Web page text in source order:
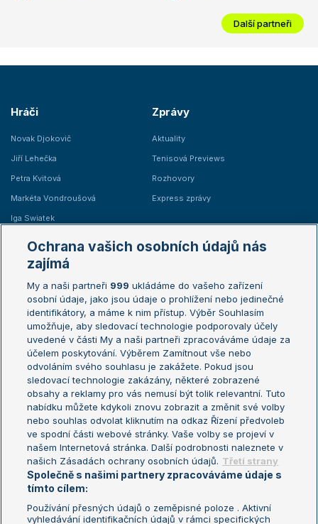
Další partneři
Hráči
Novak Djokovič
Jiří Lehečka
Petra Kvitová
Markéta Vondroušová
Iga Swiatek
Zprávy
Aktuality
Tenisová Previews
Rozhovory
Express zprávy
Žebříčky
Žebříček ATP (muži)
Žebříček WTA (ženy)
Sázkařský žebříček
Australian Open
French Open
Wimbledon
US Open
Turnaj mistrů
Turnaj mistryň
Aktualní trendy
Fotbalové přestupy
Livesport Daily
LS Prague Open
Ochrana vašich osobních údajů nás
zajímá
My a naši partneři 999 ukládáme do vašeho zařízení
osobní údaje, jako jsou údaje o prohlížení nebo jedinečné
identifikátory, a máme k nim přístup. Výběr Souhlasím
umožňuje, aby sledovací technologie podporovaly účely
uvedené v části My a naši partneři zpracováváme údaje za
účelem poskytování. Výběrem Zamítnout vše nebo
odvoláním svého souhlasu je zakážete. Pokud jsou
sledovací technologie zakázány, některé zobrazené
obsahy a reklamy pro vás nemusí být tolik relevantní. Tuto
nabídku můžete kdykoli znovu zobrazit a změnit své volby
nebo souhlas odvolat kliknutím na odkaz Řízení předvoleb
ve spodní části webové stránky. Vaše volby se projeví v
našem Internetová stránka. Další podrobnosti naleznete v
našich Zásadách ochrany osobních údajů. Třetí strany
Společně s našimi partnery zpracováváme údaje s
tímto cílem:
Používání přesných údajů o zeměpisné poloze . Aktivní
vyhledávání identifikačních údajů v rámci specifických